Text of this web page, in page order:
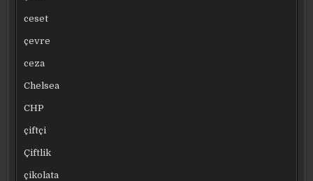
ceset
çevre
ceza
Chelsea
CHP
çiftçi
Çiftlik
çikolata